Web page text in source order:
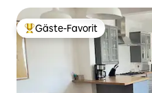
Beliebter Gäste-Favorit.
Gäste-Favorit